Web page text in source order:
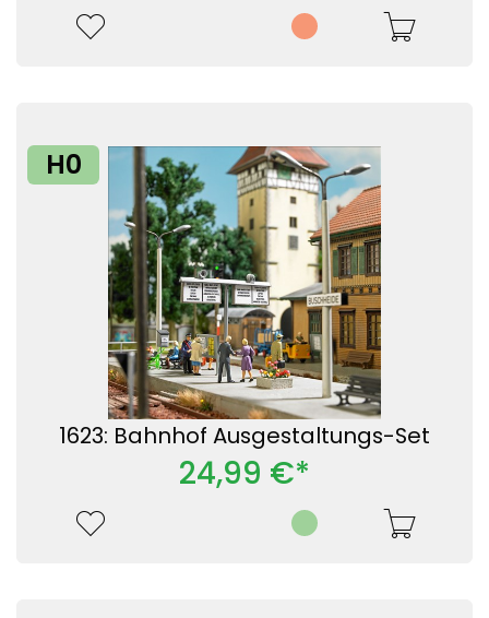
H0
1623: Bahnhof Ausgestaltungs-Set
24,99 €*